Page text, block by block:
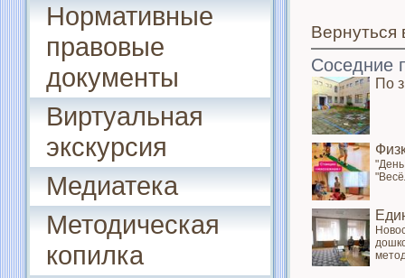
Нормативные
правовые
документы
Виртуальная
экскурсия
Медиатека
Методическая
копилка
Вернуться
Соседние
По